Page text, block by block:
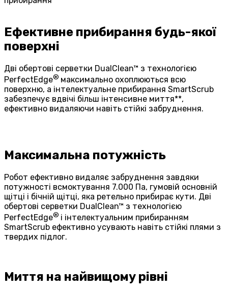
Ефективне прибирання будь-якої
поверхні
Дві обертові серветки DualClean™ з технологією
PerfectEdge® максимально охоплюються всю
поверхню, а інтелектуальне прибирання SmartScrub
забезпечує вдвічі більш інтенсивне миття**,
ефективно видаляючи навіть стійкі забруднення.
Максимальна потужність
Робот ефективно видаляє забруднення завдяки
потужності всмоктування 7.000 Па, гумовій основній
щітці і бічній щітці, яка ретельно прибирає кути. Дві
обертові серветки DualClean™ з технологією
PerfectEdge® і інтелектуальним прибиранням
SmartScrub ефективно усувають навіть стійкі плями з
твердих підлог.
Миття на найвищому рівні